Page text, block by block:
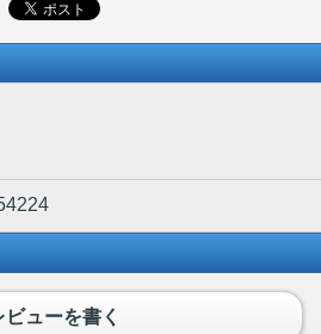
ビューを書く